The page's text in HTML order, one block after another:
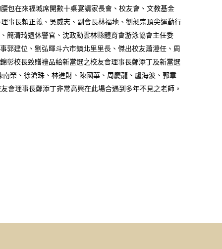
包在來福城席開數十桌宴請家長會、校友會、文教基金
事長賴正義、吳威志、副會長林福地、劉昶宗頂尖運動行
簡清琦退休警官、沈政勳雲林縣體育會游泳協會主任委
郭建位、劉弘暉斗六市鎮北里里長、傑出校友蕭澄任、周
彰校長致贈禮品給新當選之校友會理事長鄭添丁及新當選
榮、徐滄珠、林進財、陳國華、周慶龍、盧海波、郭章
會理事長鄭添丁非常高興在此場合遇到多年不見之老師。